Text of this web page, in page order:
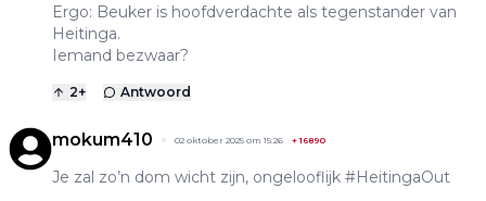
Ergo: Beuker is hoofdverdachte als tegenstander van
Heitinga.
Iemand bezwaar?
2+ Antwoord
mokum410 02 oktober 2025 om 15:26 +16890
Je zal zo’n dom wicht zijn, ongelooflijk #HeitingaOut